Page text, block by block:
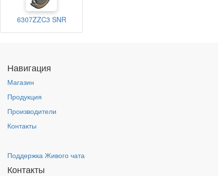
6307ZZC3 SNR
Навигация
Магазин
Продукция
Производители
Контакты
Поддержка Живого чата
Контакты